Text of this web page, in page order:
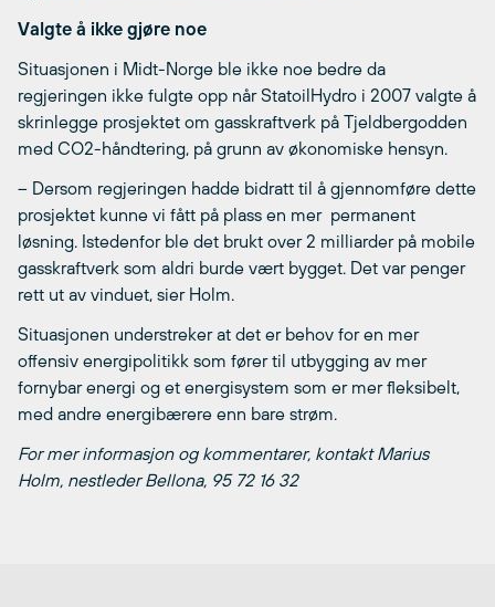
Valgte å ikke gjøre noe
Situasjonen i Midt-Norge ble ikke noe bedre da
regjeringen ikke fulgte opp når StatoilHydro i 2007 valgte å
skrinlegge prosjektet om gasskraftverk på Tjeldbergodden
med CO2-håndtering, på grunn av økonomiske hensyn.
– Dersom regjeringen hadde bidratt til å gjennomføre dette
prosjektet kunne vi fått på plass en mer permanent
løsning. Istedenfor ble det brukt over 2 milliarder på mobile
gasskraftverk som aldri burde vært bygget. Det var penger
rett ut av vinduet, sier Holm.
Situasjonen understreker at det er behov for en mer
offensiv energipolitikk som fører til utbygging av mer
fornybar energi og et energisystem som er mer fleksibelt,
med andre energibærere enn bare strøm.
For mer informasjon og kommentarer, kontakt Marius
Holm, nestleder Bellona, 95 72 16 32